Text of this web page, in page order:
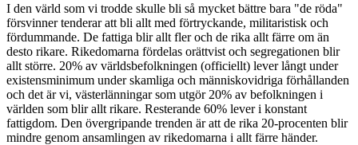
I den värld som vi trodde skulle bli så mycket bättre bara "de röda"
försvinner tenderar att bli allt med förtryckande, militaristisk och
fördummande. De fattiga blir allt fler och de rika allt färre om än
desto rikare. Rikedomarna fördelas orättvist och segregationen blir
allt större. 20% av världsbefolkningen (officiellt) lever långt under
existensminimum under skamliga och människovidriga förhållanden
och det är vi, västerlänningar som utgör 20% av befolkningen i
världen som blir allt rikare. Resterande 60% lever i konstant
fattigdom. Den övergripande trenden är att de rika 20-procenten blir
mindre genom ansamlingen av rikedomarna i allt färre händer.